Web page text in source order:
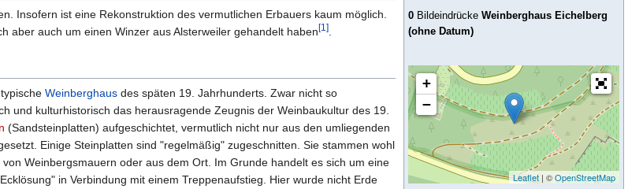
0 BildeindrückeWeinberghaus Eichelberg
(ohne Datum)
+
−
Leaflet| ©OpenStreetMap
Insofern ist eine Rekonstruktion des vermutlichen Erbauers kaum möglich.
aber auch um einen Winzer aus Alsterweiler gehandelt haben[1]
Weinberghaus des späten 19. Jahrhunderts. Zwar nicht so
und kulturhistorisch das herausragende Zeugnis der Weinbaukultur des 19.
(Sandsteinplatten) aufgeschichtet, vermutlich nicht nur aus den umliegenden
Einige Steinplatten sind "regelmäßig" zugeschnitten. Sie stammen wohl
Weinbergsmauern oder aus dem Ort. Im Grunde handelt es sich um eine
in Verbindung mit einem Treppenaufstieg. Hier wurde nicht Erde